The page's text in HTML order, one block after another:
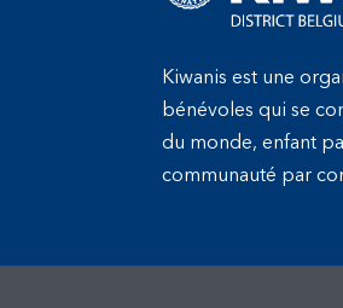
Kiwanis est une
bénévoles qui se
du monde, enfant
communauté par